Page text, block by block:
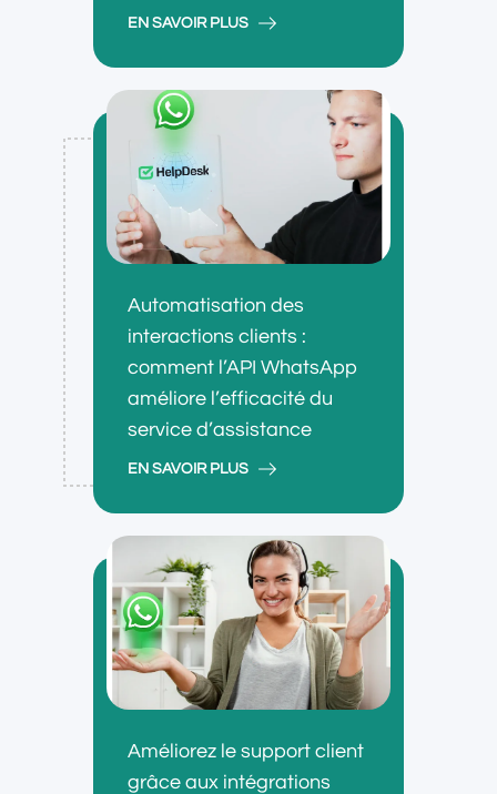
EN SAVOIR PLUS
Automatisation des
interactions clients :
comment l’API WhatsApp
améliore l’efficacité du
service d’assistance
EN SAVOIR PLUS
Améliorez le support client
grâce aux intégrations